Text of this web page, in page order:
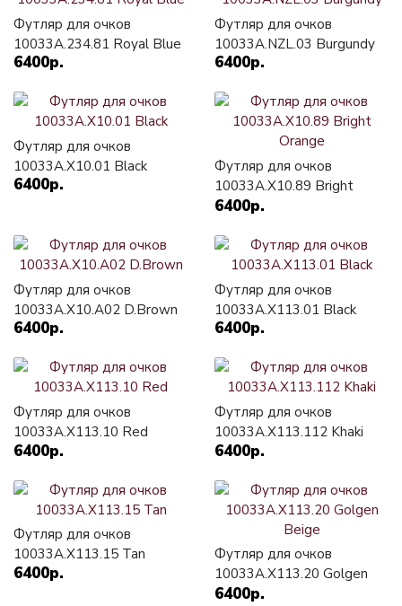
Футляр для очков
10033A.234.81 Royal Blue
6400р.
Футляр для очков
10033A.NZL.03 Burgundy
6400р.
Футляр для очков
10033A.X10.01 Black
6400р.
Футляр для очков
10033A.X10.89 Bright
Orange
6400р.
Футляр для очков
10033A.X10.A02 D.Brown
6400р.
Футляр для очков
10033A.X113.01 Black
6400р.
Футляр для очков
10033A.X113.10 Red
6400р.
Футляр для очков
10033A.X113.112 Khaki
6400р.
Футляр для очков
10033A.X113.15 Tan
6400р.
Футляр для очков
10033A.X113.20 Golgen
Beige
6400р.